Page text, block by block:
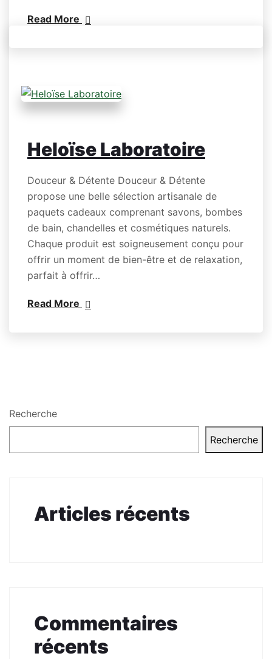
Read More
Heloïse Laboratoire
Douceur & Détente Douceur & Détente
propose une belle sélection artisanale de
paquets cadeaux comprenant savons, bombes
de bain, chandelles et cosmétiques naturels.
Chaque produit est soigneusement conçu pour
offrir un moment de bien-être et de relaxation,
parfait à offrir…
Read More
Recherche
Recherche
Articles récents
Commentaires
récents